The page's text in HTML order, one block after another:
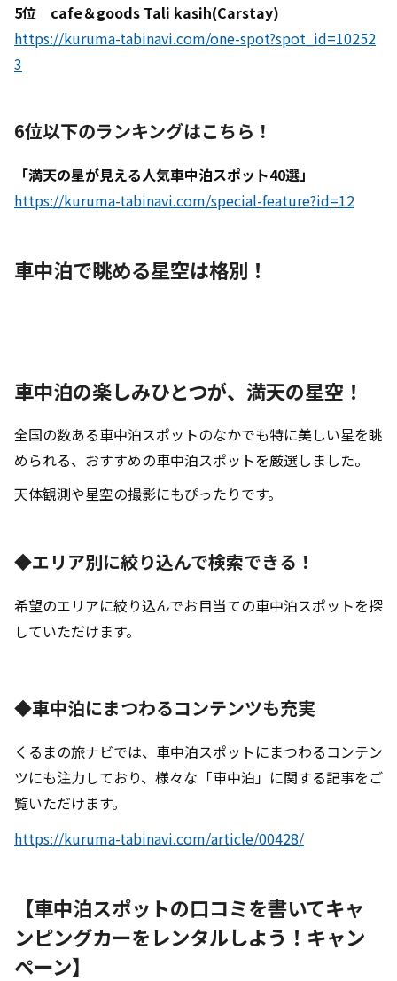
5位 cafe＆goods Tali kasih(Carstay)
https://kuruma-tabinavi.com/one-spot?spot_id=10252
3
6位以下のランキングはこちら！
「満天の星が見える人気車中泊スポット40選」
https://kuruma-tabinavi.com/special-feature?id=12
車中泊で眺める星空は格別！
車中泊の楽しみひとつが、満天の星空！
全国の数ある車中泊スポットのなかでも特に美しい星を眺
められる、おすすめの車中泊スポットを厳選しました。
天体観測や星空の撮影にもぴったりです。
◆エリア別に絞り込んで検索できる！
希望のエリアに絞り込んでお目当ての車中泊スポットを探
していただけます。
◆車中泊にまつわるコンテンツも充実
くるまの旅ナビでは、車中泊スポットにまつわるコンテン
ツにも注力しており、様々な「車中泊」に関する記事をご
覧いただけます。
https://kuruma-tabinavi.com/article/00428/
【車中泊スポットの口コミを書いてキャ
ンピングカーをレンタルしよう！キャン
ペーン】